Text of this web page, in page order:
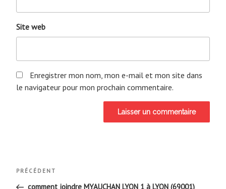
Site web
Enregistrer mon nom, mon e-mail et mon site dans
le navigateur pour mon prochain commentaire.
Navigation
Article
précédent
PRÉCÉDENT
comment joindre MYAUCHAN LYON 1 à LYON (69001)